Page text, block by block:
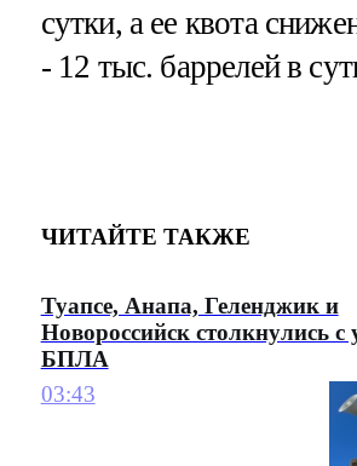
сутки, а ее квота
- 12 тыс. баррелей в
ЧИТАЙТЕ ТАКЖЕ
Туапсе, Анапа, Геленджик и
Новороссийск столкнулись с
БПЛА
03:43